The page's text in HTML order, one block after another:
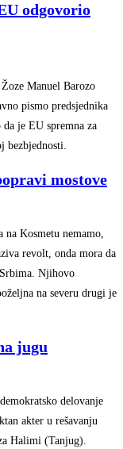
odgovorio
Manuel Barozo
pismo predsjednika
je EU spremna za
bezbjednosti.
mostove
Kosmetu nemamo,
revolt, onda mora da
Njihovo
na severu drugi je
jugu
delovanje
akter u rešavanju
Halimi (Tanjug).